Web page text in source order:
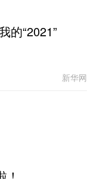
的“2021”
新华网